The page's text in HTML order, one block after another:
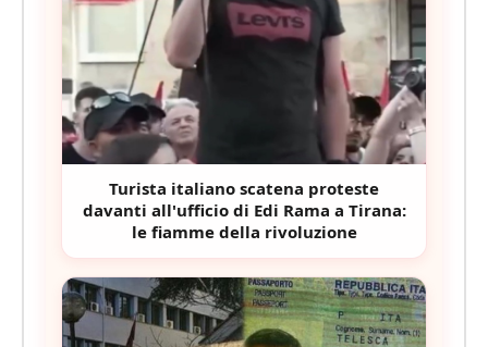
Turista italiano scatena proteste
davanti all'ufficio di Edi Rama a Tirana:
le fiamme della rivoluzione